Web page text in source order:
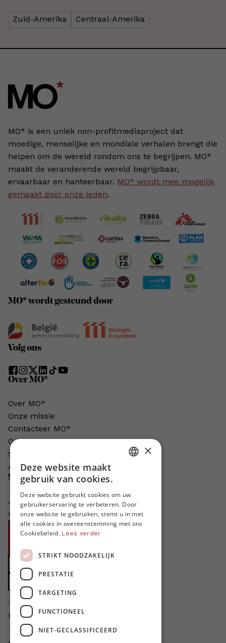
Zuid-Amerika Centraal-Amerika
MO* is een uniek non-profitmediaproject dat
moedige, menselijke en mondiale verhalen brengt die
helpen om de wereld rondom ons te begrijpen. MO*
maakt de veranderende wereld begrijpbaar,
ervaarbaar en hanteerbaar. MO* wordt mee mogelijk
gemaakt door onze leden.
MO* wordt gesteund door
Volg ons
Over MO*
Over MO*
Onze missie
Contacteer MO*
Onze auteurs
Schrijven voor MO*?
Adverteren in MO*
Steun MO*
Je helpt ons groeien. MO* bestaat
niet zonder jouw steun!
Doe een gift
Zet MO* in uw testament
4424
Bedankt voor jullie steun!
ENGLISH
×
Deze website maakt
gebruik van cookies.
Deze website gebruikt cookies om uw
gebruikerservaring te verbeteren. Door
onze website te gebruiken, stemt u in met
alle cookies in overeenstemming met ons
Cookiebeleid. Lees verder
STRIKT NOODZAKELIJK
PRESTATIE
TARGETING
FUNCTIONEEL
NIET-GECLASSIFICEERD